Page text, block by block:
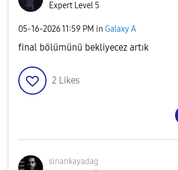
Expert Level 5
‎05-16-202611:59 PM in Galaxy A
final bölümünü bekliyecez artık
2 Likes
sinankayadag